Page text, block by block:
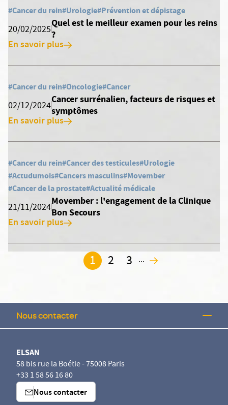
#Cancer du rein#Urologie#Prévention et dépistage
20/02/2025
Quel est le meilleur examen pour les reins
?
En savoir plus
#Cancer du rein#Oncologie#Cancer
02/12/2024
Cancer surrénalien, facteurs de risques et
symptômes
En savoir plus
#Cancer du rein#Cancer des testicules#Urologie
#Actudumois#Cancers masculins#Movember
#Cancer de la prostate#Actualité médicale
21/11/2024
Movember : l'engagement de la Clinique
Bon Secours
En savoir plus
1 2 3 ... 2
Nous contacter
ELSAN
58 bis rue la Boétie - 75008 Paris
+33 1 58 56 16 80
Nous contacter